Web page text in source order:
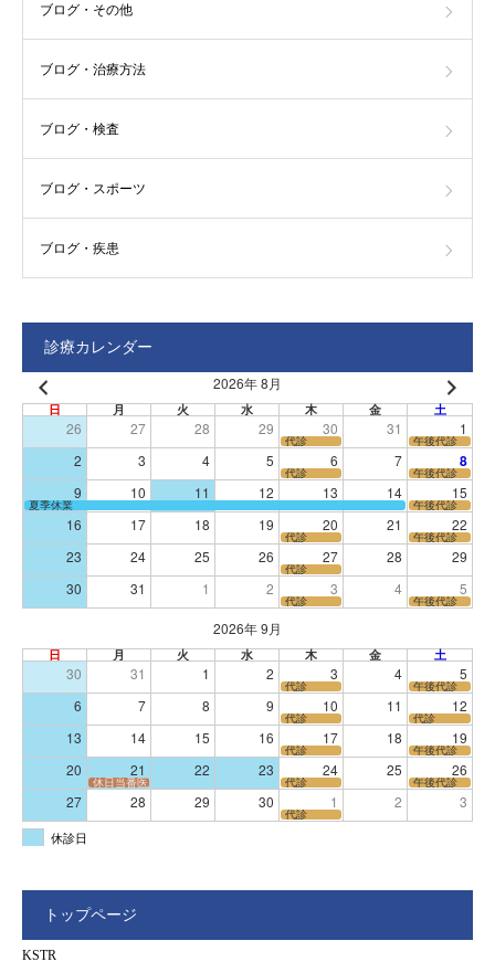
ブログ・その他
ブログ・治療方法
ブログ・検査
ブログ・スポーツ
ブログ・疾患
診療カレンダー
2026年 8月
日 月 火 水 木 金 土
26 27 28 29 30 31 1
代診 午後代診
2 3 4 5 6 7 8
代診 午後代診
9 10 11 12 13 14 15
夏季休業 午後代診
16 17 18 19 20 21 22
代診 午後代診
23 24 25 26 27 28 29
代診
30 31 1 2 3 4 5
代診 午後代診
2026年 9月
日 月 火 水 木 金 土
30 31 1 2 3 4 5
代診 午後代診
6 7 8 9 10 11 12
代診 代診
13 14 15 16 17 18 19
代診 午後代診
20 21 22 23 24 25 26
休日当番医 代診 午後代診
27 28 29 30 1 2 3
代診
休診日
トップページ
KSTR